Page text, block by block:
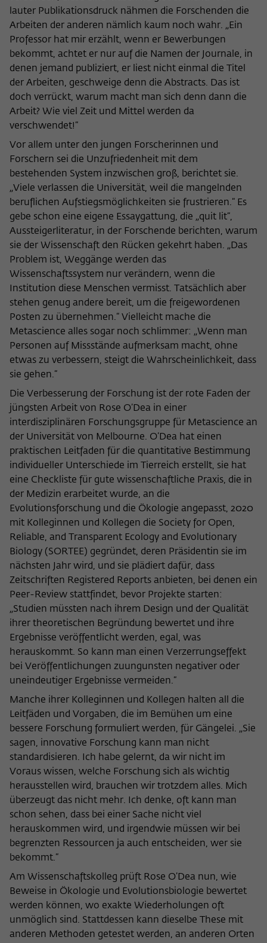
lauter Publikationsdruck nähmen die Forschenden die
Arbeiten der anderen nämlich kaum noch wahr. „Ein
Professor hat mir erzählt, wenn er Bewerbungen
bekommt, achtet er nur auf die Namen der Journale, in
denen jemand publiziert, er liest nicht einmal die Titel
der Arbeiten, geschweige denn die Abstracts. Das ist
doch verrückt, warum macht man sich denn dann die
Arbeit? Wie viel Zeit und Mittel werden da
verschwendet!“
Vor allem unter den jungen Forscherinnen und
Forschern sei die Unzufriedenheit mit dem
bestehenden System inzwischen groß, berichtet sie.
„Viele verlassen die Universität, weil die mangelnden
beruflichen Aufstiegsmöglichkeiten sie frustrieren.“ Es
gebe schon eine eigene Essaygattung, die „quit lit“,
Aussteigerliteratur, in der Forschende berichten, warum
sie der Wissenschaft den Rücken gekehrt haben. „Das
Problem ist, Weggänge werden das
Wissenschaftssystem nur verändern, wenn die
Institution diese Menschen vermisst. Tatsächlich aber
stehen genug andere bereit, um die freigewordenen
Posten zu übernehmen.“ Vielleicht mache die
Metascience alles sogar noch schlimmer: „Wenn man
Personen auf Missstände aufmerksam macht, ohne
etwas zu verbessern, steigt die Wahrscheinlichkeit, dass
sie gehen.“
Die Verbesserung der Forschung ist der rote Faden der
jüngsten Arbeit von Rose O’Dea in einer
interdisziplinären Forschungsgruppe für Metascience an
der Universität von Melbourne. O’Dea hat einen
praktischen Leitfaden für die quantitative Bestimmung
individueller Unterschiede im Tierreich erstellt, sie hat
eine Checkliste für gute wissenschaftliche Praxis, die in
der Medizin erarbeitet wurde, an die
Evolutionsforschung und die Ökologie angepasst, 2020
mit Kolleginnen und Kollegen die Society for Open,
Reliable, and Transparent Ecology and Evolutionary
Biology (SORTEE) gegründet, deren Präsidentin sie im
nächsten Jahr wird, und sie plädiert dafür, dass
Zeitschriften Registered Reports anbieten, bei denen ein
Peer-Review stattfindet, bevor Projekte starten:
„Studien müssten nach ihrem Design und der Qualität
ihrer theoretischen Begründung bewertet und ihre
Ergebnisse veröffentlicht werden, egal, was
herauskommt. So kann man einen Verzerrungseffekt
bei Veröffentlichungen zuungunsten negativer oder
uneindeutiger Ergebnisse vermeiden.“
Manche ihrer Kolleginnen und Kollegen halten all die
Leitfäden und Vorgaben, die im Bemühen um eine
bessere Forschung formuliert werden, für Gängelei. „Sie
sagen, innovative Forschung kann man nicht
standardisieren. Ich habe gelernt, da wir nicht im
Voraus wissen, welche Forschung sich als wichtig
herausstellen wird, brauchen wir trotzdem alles. Mich
überzeugt das nicht mehr. Ich denke, oft kann man
schon sehen, dass bei einer Sache nicht viel
herauskommen wird, und irgendwie müssen wir bei
begrenzten Ressourcen ja auch entscheiden, wer sie
bekommt.“
Am Wissenschaftskolleg prüft Rose O’Dea nun, wie
Beweise in Ökologie und Evolutionsbiologie bewertet
werden können, wo exakte Wiederholungen oft
unmöglich sind. Stattdessen kann dieselbe These mit
anderen Methoden getestet werden, an anderen Orten